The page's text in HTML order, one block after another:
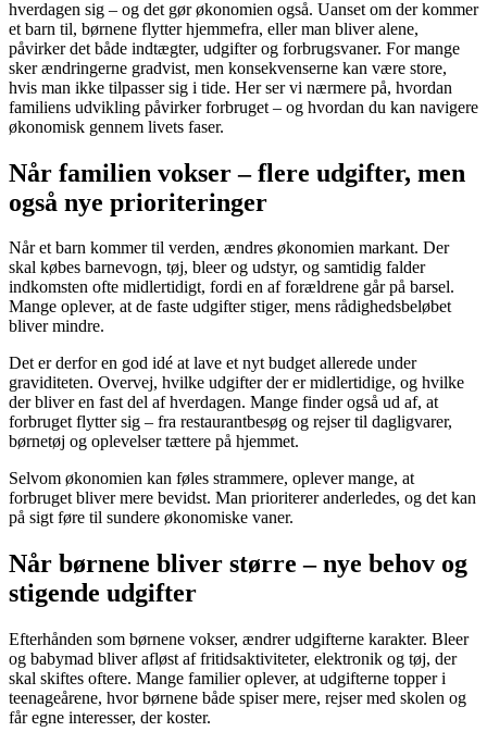
hverdagen sig – og det gør økonomien også. Uanset om der kommer
et barn til, børnene flytter hjemmefra, eller man bliver alene,
påvirker det både indtægter, udgifter og forbrugsvaner. For mange
sker ændringerne gradvist, men konsekvenserne kan være store,
hvis man ikke tilpasser sig i tide. Her ser vi nærmere på, hvordan
familiens udvikling påvirker forbruget – og hvordan du kan navigere
økonomisk gennem livets faser.
Når familien vokser – flere udgifter, men
også nye prioriteringer
Når et barn kommer til verden, ændres økonomien markant. Der
skal købes barnevogn, tøj, bleer og udstyr, og samtidig falder
indkomsten ofte midlertidigt, fordi en af forældrene går på barsel.
Mange oplever, at de faste udgifter stiger, mens rådighedsbeløbet
bliver mindre.
Det er derfor en god idé at lave et nyt budget allerede under
graviditeten. Overvej, hvilke udgifter der er midlertidige, og hvilke
der bliver en fast del af hverdagen. Mange finder også ud af, at
forbruget flytter sig – fra restaurantbesøg og rejser til dagligvarer,
børnetøj og oplevelser tættere på hjemmet.
Selvom økonomien kan føles strammere, oplever mange, at
forbruget bliver mere bevidst. Man prioriterer anderledes, og det kan
på sigt føre til sundere økonomiske vaner.
Når børnene bliver større – nye behov og
stigende udgifter
Efterhånden som børnene vokser, ændrer udgifterne karakter. Bleer
og babymad bliver afløst af fritidsaktiviteter, elektronik og tøj, der
skal skiftes oftere. Mange familier oplever, at udgifterne topper i
teenageårene, hvor børnene både spiser mere, rejser med skolen og
får egne interesser, der koster.